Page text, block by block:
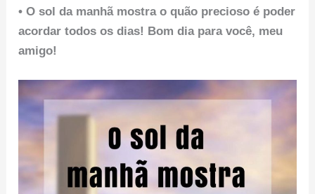
• O sol da manhã mostra o quão precioso é poder
acordar todos os dias! Bom dia para você, meu
amigo!